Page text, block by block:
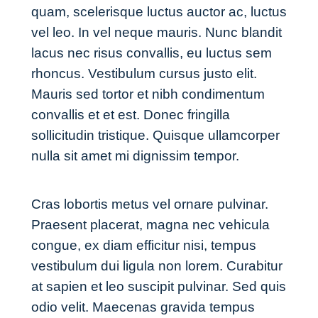
quam, scelerisque luctus auctor ac, luctus
vel leo. In vel neque mauris. Nunc blandit
lacus nec risus convallis, eu luctus sem
rhoncus. Vestibulum cursus justo elit.
Mauris sed tortor et nibh condimentum
convallis et et est. Donec fringilla
sollicitudin tristique. Quisque ullamcorper
nulla sit amet mi dignissim tempor.
Cras lobortis metus vel ornare pulvinar.
Praesent placerat, magna nec vehicula
congue, ex diam efficitur nisi, tempus
vestibulum dui ligula non lorem. Curabitur
at sapien et leo suscipit pulvinar. Sed quis
odio velit. Maecenas gravida tempus